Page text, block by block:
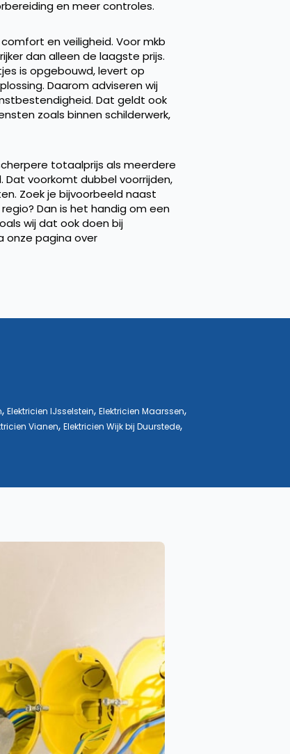
en meer controles.
en veiligheid. Voor mkb
dan alleen de laagste prijs.
is opgebouwd, levert op
Daarom adviseren wij
Dat geldt ook
zoals binnen schilderwerk,
totaalprijs als meerdere
voorkomt dubbel voorrijden,
Zoek je bijvoorbeeld naast
Dan is het handig om een
wij dat ook doen bij
onze pagina over
, Elektricien IJsselstein, Elektricien Maarssen,
Vianen, Elektricien Wijk bij Duurstede,